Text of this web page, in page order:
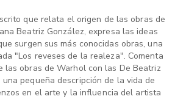
que relata el origen de las obras de
Beatriz González, expresa las ideas
surgen sus más conocidas obras, una
"Los reveses de la realeza". Comenta
las obras de Warhol con las De Beatriz
una pequeña descripción de la vida de
en el arte y la influencia del artista